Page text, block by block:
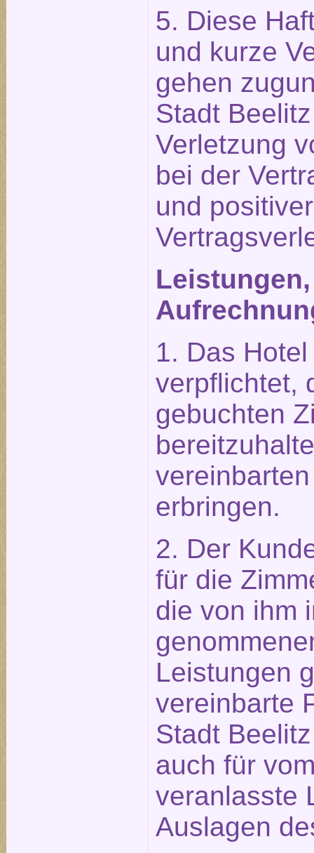
5. Diese
und kurze
gehen
Stadt
Verletzung
bei der
und positiver
1. Das
verpflichtet,
gebuchten
erbringen.
2. Der
für die
die von ihm
Leistungen
vereinbarte
Stadt
auch für
veranlasste
Auslagen